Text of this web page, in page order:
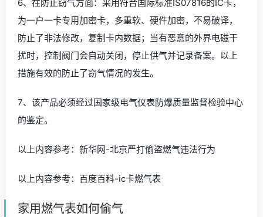
6、在防止窃气方面：采用符合国际标准IS07816的IC卡，
为一户一卡专用加密卡，多重软、硬件加密，不易破译，
防止了非法修改，复制卡内数据；当有恶意的外界电磁干
扰时，控制阀门会自动关闭，停止供气并记录备案。以上
措施有效的防止了窃气情况的发生。
7、该产品必须经过国家级电气仪表防爆质量监督检验中心
的鉴定。
以上内容参考：新华网-北京严打偷盗燃气违法行为
以上内容参考：百度百科-ic卡燃气表
家用燃气表如何偷气